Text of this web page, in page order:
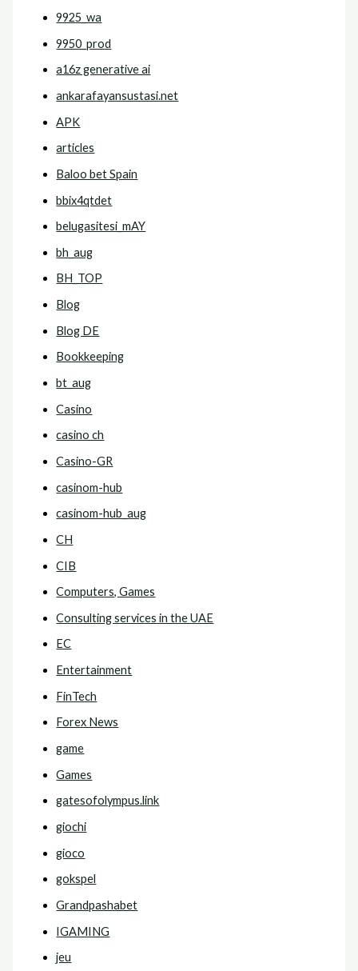
9925_wa
9950_prod
a16z generative ai
ankarafayansustasi.net
APK
articles
Baloo bet Spain
bbix4qtdet
belugasitesi_mAY
bh_aug
BH_TOP
Blog
Blog DE
Bookkeeping
bt_aug
Casino
casino ch
Casino-GR
casinom-hub
casinom-hub_aug
CH
CIB
Computers, Games
Consulting services in the UAE
EC
Entertainment
FinTech
Forex News
game
Games
gatesofolympus.link
giochi
gioco
gokspel
Grandpashabet
IGAMING
jeu